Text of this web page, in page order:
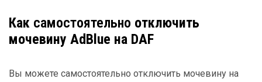
Как самостоятельно отключить
мочевину AdBlue на DAF
Вы можете самостоятельно отключить мочевину на